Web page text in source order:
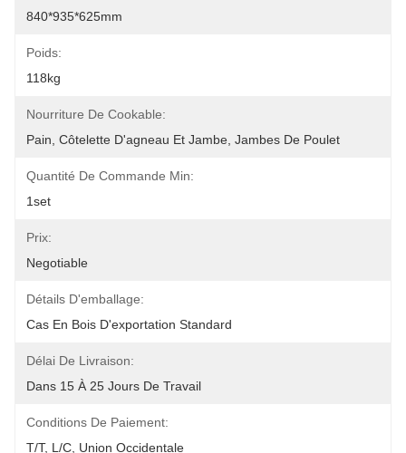
840*935*625mm
Poids:
118kg
Nourriture De Cookable:
Pain, Côtelette D'agneau Et Jambe, Jambes De Poulet
Quantité De Commande Min:
1set
Prix:
Negotiable
Détails D'emballage:
Cas En Bois D'exportation Standard
Délai De Livraison:
Dans 15 À 25 Jours De Travail
Conditions De Paiement:
T/T, L/C, Union Occidentale